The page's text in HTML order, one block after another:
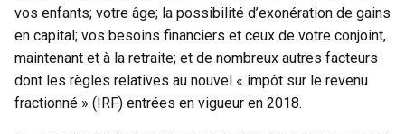
vos enfants; votre âge; la possibilité d’exonération de gains
en capital; vos besoins financiers et ceux de votre conjoint,
maintenant et à la retraite; et de nombreux autres facteurs
dont les règles relatives au nouvel « impôt sur le revenu
fractionné » (IRF) entrées en vigueur en 2018.